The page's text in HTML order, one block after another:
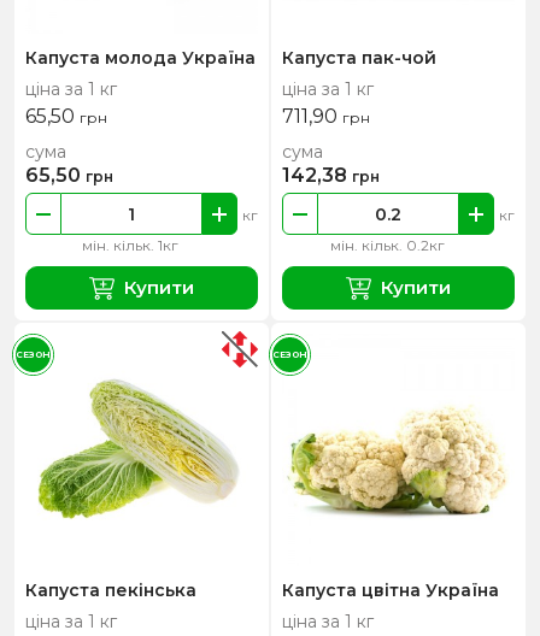
Капуста молода Україна
ціна за 1 кг
65,50 грн
мін. кільк. 1кг
кг
сума
65,50 грн
Купити
Капуста пак-чой
ціна за 1 кг
711,90 грн
мін. кільк. 0.2кг
кг
сума
142,38 грн
Купити
Капуста пекінська
ціна за 1 кг
СЕЗОН
Капуста цвітна Україна
ціна за 1 кг
СЕЗОН